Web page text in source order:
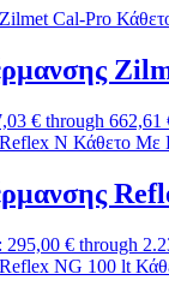
€ through 662,61
295,00 € through